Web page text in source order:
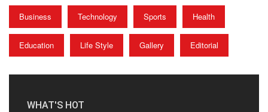
Business Technology Sports Health
Education Life Style Gallery Editorial
WHAT'S HOT